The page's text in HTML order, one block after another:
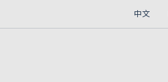
中文